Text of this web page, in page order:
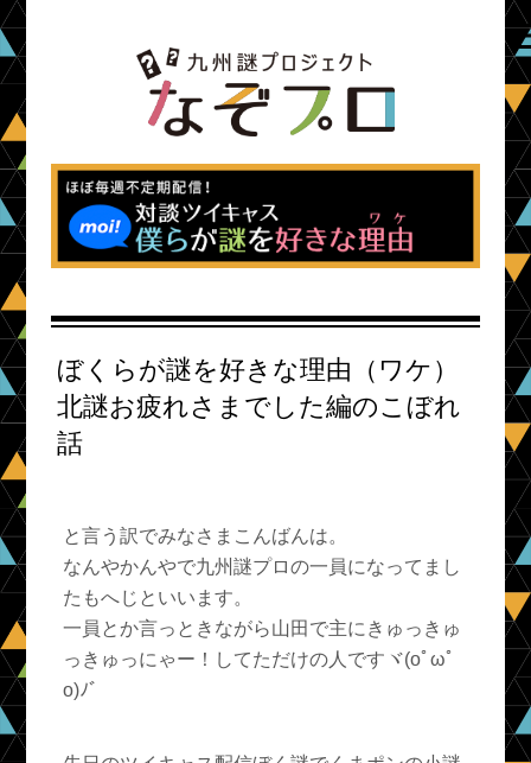
ぼくらが謎を好きな理由（ワケ）
北謎お疲れさまでした編のこぼれ
話
と言う訳でみなさまこんばんは。
なんやかんやで九州謎プロの一員になってまし
たもへじといいます。
一員とか言っときながら山田で主にきゅっきゅ
っきゅっにゃー！してただけの人ですヾ(oﾟωﾟ
o)ﾉﾞ